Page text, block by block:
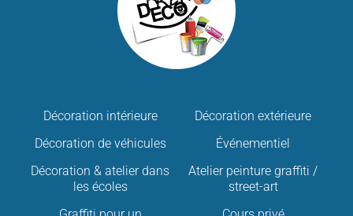
Décoration intérieure
Décoration extérieure
Décoration de véhicules
Événementiel
Décoration & atelier dans
les écoles
Atelier peinture graffiti /
street-art